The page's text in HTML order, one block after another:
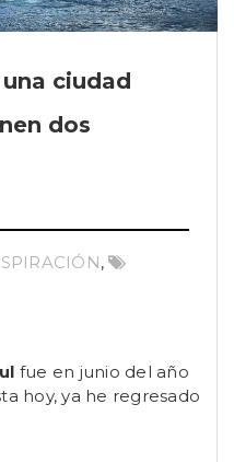
ciudad
dos
,
fue en junio del año
hoy, ya he regresado